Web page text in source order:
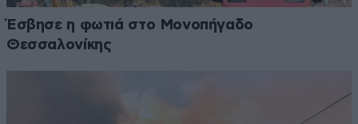
Έσβησε η φωτιά στο Μονοπήγαδο
Θεσσαλονίκης